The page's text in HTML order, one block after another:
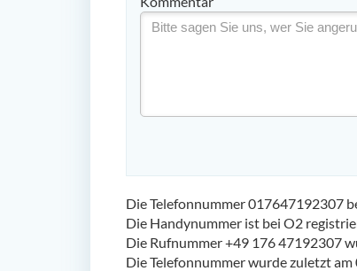
Die Telefonnummer 017647192307
Die Handynummer ist bei O2
Die Rufnummer +49 176 47192307
Die Telefonnummer wurde zuletzt